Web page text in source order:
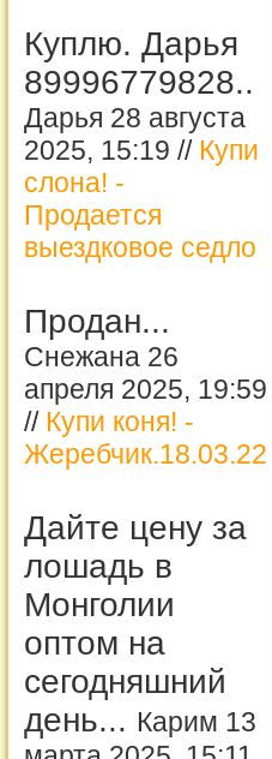
Куплю. Дарья
89996779828..
Дарья 28 августа
2025, 15:19 // Купи
слона! -
Продается
выездковое седло
Продан...
Снежана 26
апреля 2025, 19:59
// Купи коня! -
Жеребчик.18.03.22
Дайте цену за
лошадь в
Монголии
оптом на
сегодняшний
день... Карим 13